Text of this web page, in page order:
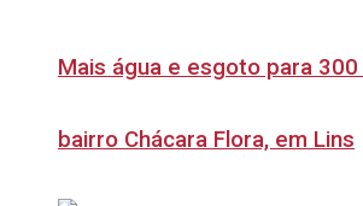
Mais água e esgoto para
bairro Chácara Flora, em Lins